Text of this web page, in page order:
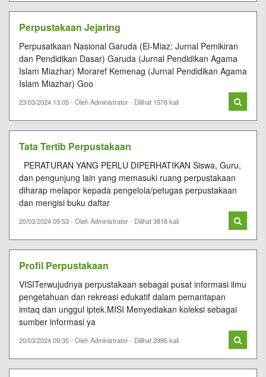
Perpustakaan Jejaring
Perpusatkaan Nasional Garuda (El-Miaz: Jurnal Pemikiran
dan Pendidikan Dasar) Garuda (Jurnal Pendidikan Agama
Islam Miazhar) Moraref Kemenag (Jurnal Pendidikan Agama
Islam Miazhar) Goo
23/03/2024 13:05 - Oleh Administrator - Dilihat 1576 kali
Tata Tertib Perpustakaan
PERATURAN YANG PERLU DIPERHATIKAN Siswa, Guru,
dan pengunjung lain yang memasuki ruang perpustakaan
diharap melapor kepada pengelola/petugas perpustakaan
dan mengisi buku daftar
20/03/2024 09:53 - Oleh Administrator - Dilihat 3818 kali
Profil Perpustakaan
VISITerwujudnya perpustakaan sebagai pusat informasi ilmu
pengetahuan dan rekreasi edukatif dalam pemantapan
imtaq dan unggul iptek.MISI Menyediakan koleksi sebagai
sumber informasi ya
20/03/2024 09:35 - Oleh Administrator - Dilihat 2995 kali